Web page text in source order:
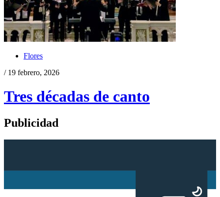
Flores
/ 19 febrero, 2026
Tres décadas de canto
Publicidad